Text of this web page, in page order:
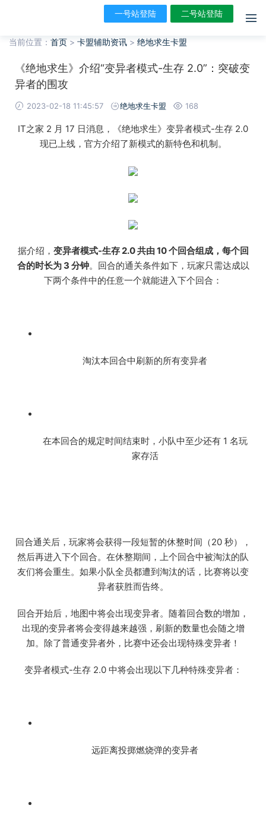
一号站登陆 二号站登陆
当前位置： 首页 > 卡盟辅助资讯 > 绝地求生卡盟
《绝地求生》介绍“变异者模式-生存 2.0”：突破变
异者的围攻
2023-02-18 11:45:57 绝地求生卡盟 168
IT之家 2 月 17 日消息，《绝地求生》变异者模式-生存 2.0
现已上线，官方介绍了新模式的新特色和机制。
据介绍， 变异者模式-生存 2.0 共由 10 个回合组成，每个回
合的时长为 3 分钟。回合的通关条件如下，玩家只需达成以
下两个条件中的任意一个就能进入下个回合：
淘汰本回合中刷新的所有变异者
在本回合的规定时间结束时，小队中至少还有 1 名玩
家存活
回合通关后，玩家将会获得一段短暂的休整时间（20 秒），
然后再进入下个回合。在休整期间，上个回合中被淘汰的队
友们将会重生。如果小队全员都遭到淘汰的话，比赛将以变
异者获胜而告终。
回合开始后，地图中将会出现变异者。随着回合数的增加，
出现的变异者将会变得越来越强，刷新的数量也会随之增
加。除了普通变异者外，比赛中还会出现特殊变异者！
变异者模式-生存 2.0 中将会出现以下几种特殊变异者：
远距离投掷燃烧弹的变异者